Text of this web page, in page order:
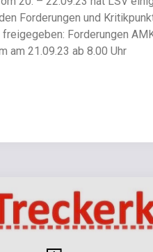
Forderungen und
Forderungen
am 21.09.23 ab 8.00 Uhr